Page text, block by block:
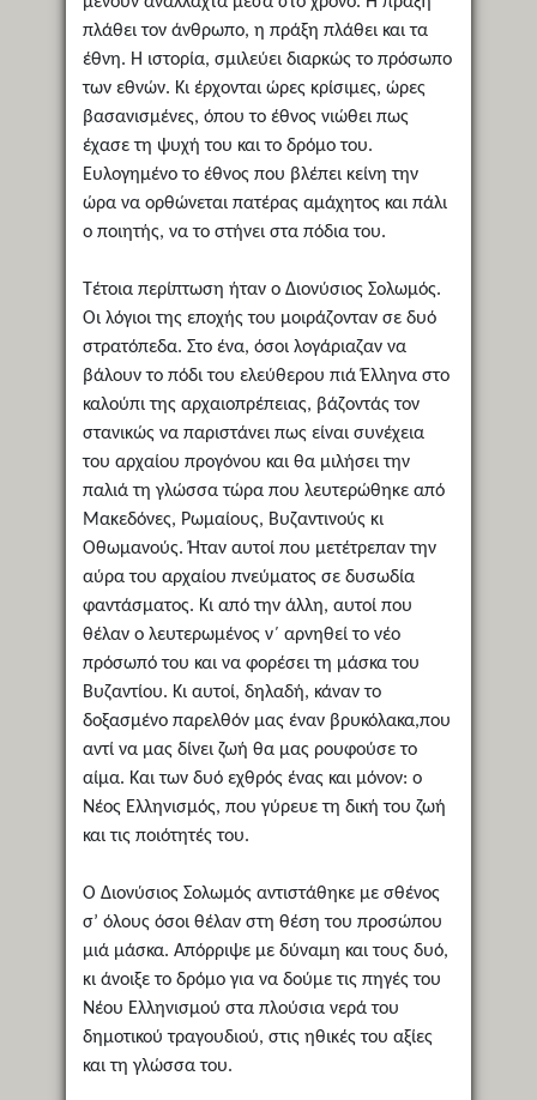
πλάθει τον άνθρωπο, η πράξη πλάθει και τα
έθνη. Η ιστορία, σμιλεύει διαρκώς το πρόσωπο
των εθνών. Κι έρχονται ώρες κρίσιμες, ώρες
βασανισμένες, όπου το έθνος νιώθει πως
έχασε τη ψυχή του και το δρόμο του.
Ευλογημένο το έθνος που βλέπει κείνη την
ώρα να ορθώνεται πατέρας αμάχητος και πάλι
ο ποιητής, να το στήνει στα πόδια του.
Τέτοια περίπτωση ήταν ο Διονύσιος Σολωμός.
Οι λόγιοι της εποχής του μοιράζονταν σε δυό
στρατόπεδα. Στο ένα, όσοι λογάριαζαν να
βάλουν το πόδι του ελεύθερου πιά Έλληνα στο
καλούπι της αρχαιοπρέπειας, βάζοντάς τον
στανικώς να παριστάνει πως είναι συνέχεια
του αρχαίου προγόνου και θα μιλήσει την
παλιά τη γλώσσα τώρα που λευτερώθηκε από
Μακεδόνες, Ρωμαίους, Βυζαντινούς κι
Οθωμανούς. Ήταν αυτοί που μετέτρεπαν την
αύρα του αρχαίου πνεύματος σε δυσωδία
φαντάσματος. Κι από την άλλη, αυτοί που
θέλαν ο λευτερωμένος ν΄ αρνηθεί το νέο
πρόσωπό του και να φορέσει τη μάσκα του
Βυζαντίου. Κι αυτοί, δηλαδή, κάναν το
δοξασμένο παρελθόν μας έναν βρυκόλακα,που
αντί να μας δίνει ζωή θα μας ρουφούσε το
αίμα. Και των δυό εχθρός ένας και μόνον: ο
Νέος Ελληνισμός, που γύρευε τη δική του ζωή
και τις ποιότητές του.
Ο Διονύσιος Σολωμός αντιστάθηκε με σθένος
σ’ όλους όσοι θέλαν στη θέση του προσώπου
μιά μάσκα. Απόρριψε με δύναμη και τους δυό,
κι άνοιξε το δρόμο για να δούμε τις πηγές του
Νέου Ελληνισμού στα πλούσια νερά του
δημοτικού τραγουδιού, στις ηθικές του αξίες
και τη γλώσσα του.